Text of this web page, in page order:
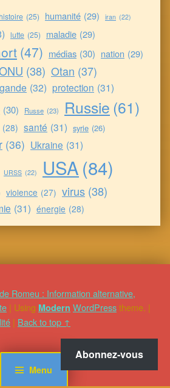
Menu
(25) humanité (29) iran (22)
lutte (25) maladie (29)
(47) médias (30) nation (29)
(38) Otan (37)
(32) protection (31)
(30) Russe (23) Russie (61)
(28) santé (31) syrie (26)
(36) Ukraine (31)
URSS (22) USA(84)
violence (27) virus (38)
(31) énergie (28)
Romeu : Information alternative,
| Using Modern WordPresstheme. |
| Back to top ↑
Abonnez-vous